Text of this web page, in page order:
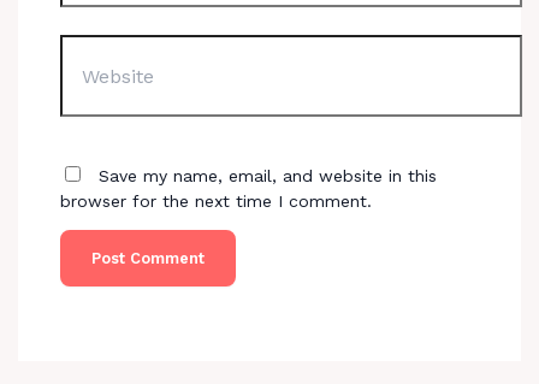
Save my name, email, and website in this
browser for the next time I comment.